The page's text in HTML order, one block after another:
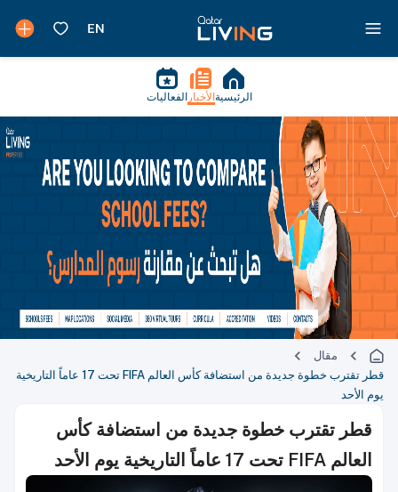
الرئيسية الأخبار الفعاليات
مقال
قطر تقترب خطوة جديدة من استضافة كأس العالم FIFA تحت 17 عاماً التاريخية
يوم الأحد
قطر تقترب خطوة جديدة من استضافة كأس
العالم FIFA تحت 17 عاماً التاريخية يوم الأحد